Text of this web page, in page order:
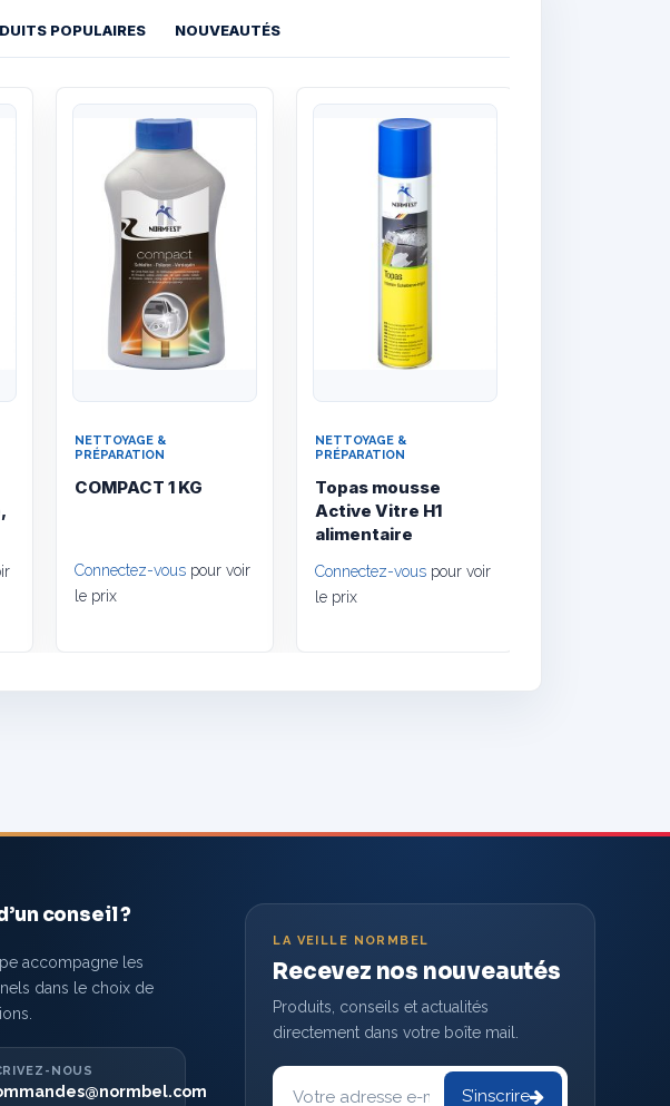
POPULAIRES NOUVEAUTÉS
NETTOYAGE &
PRÉPARATION
COMPACT 1 KG
Connectez-vous pour voir
le prix
NETTOYAGE &
PRÉPARATION
Topas mousse
Active Vitre H1
alimentaire
Connectez-vous pour voir
le prix
conseil ?
accompagne les
dans le choix de
NOUS
LA VEILLE NORMBEL
Recevez nos nouveautés
Produits, conseils et actualités
directement dans votre boîte mail.
Votre
adresse
S’inscrire